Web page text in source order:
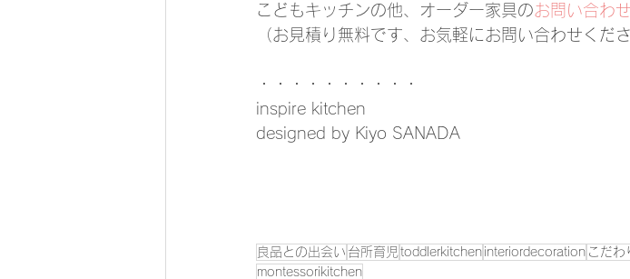
こどもキッチンの他、オーダー家具のお問い合わ
（お見積り無料です、お気軽にお問い合わせくださ
・・・・・・・・・・
inspire kitchen
designed by Kiyo SANADA
良品との出会い 台所育児 toddlerkitchen interiordecoration こだわ
montessorikitchen